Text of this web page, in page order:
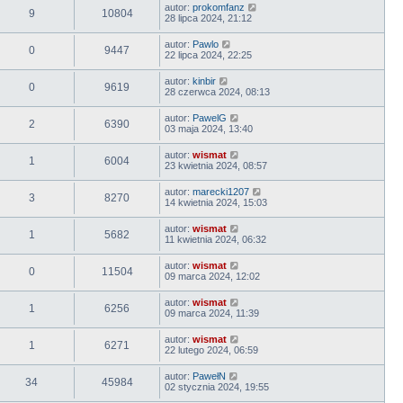
9 10804 autor: prokomfanz
28 lipca 2024, 21:12
0 9447 autor: Pawlo
22 lipca 2024, 22:25
0 9619 autor: kinbir
28 czerwca 2024, 08:13
2 6390 autor: PawelG
03 maja 2024, 13:40
1 6004 autor: wismat
23 kwietnia 2024, 08:57
3 8270 autor: marecki1207
14 kwietnia 2024, 15:03
1 5682 autor: wismat
11 kwietnia 2024, 06:32
0 11504 autor: wismat
09 marca 2024, 12:02
1 6256 autor: wismat
09 marca 2024, 11:39
1 6271 autor: wismat
22 lutego 2024, 06:59
34 45984 autor: PawełN
02 stycznia 2024, 19:55